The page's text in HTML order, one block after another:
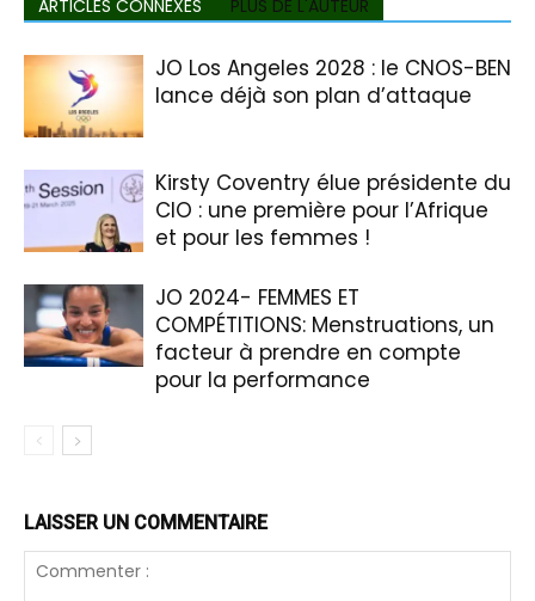
ARTICLES CONNEXES PLUS DE L'AUTEUR
JO Los Angeles 2028 : le CNOS-BEN
lance déjà son plan d’attaque
Kirsty Coventry élue présidente du
CIO : une première pour l’Afrique
et pour les femmes !
JO 2024- FEMMES ET
COMPÉTITIONS: Menstruations, un
facteur à prendre en compte
pour la performance
LAISSER UN COMMENTAIRE